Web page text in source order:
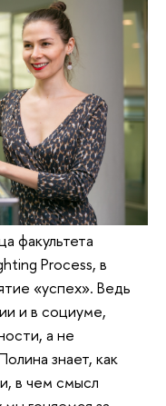
факультета
Process, в
«успех». Ведь
и в социуме,
а не
знает, как
в чем смысл